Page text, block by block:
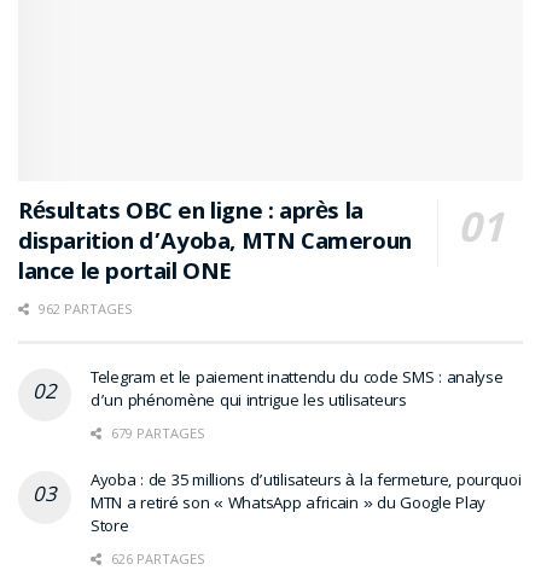
Résultats OBC en ligne : après la
disparition d’Ayoba, MTN Cameroun
lance le portail ONE
962 PARTAGES
Telegram et le paiement inattendu du code SMS : analyse
d’un phénomène qui intrigue les utilisateurs
679 PARTAGES
Ayoba : de 35 millions d’utilisateurs à la fermeture, pourquoi
MTN a retiré son « WhatsApp africain » du Google Play
Store
626 PARTAGES